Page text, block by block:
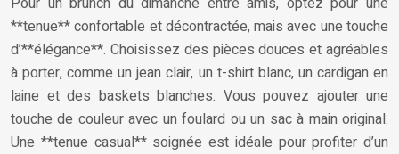
**tenue** confortable et décontractée, mais avec une touche
d’**élégance**. Choisissez des pièces douces et agréables
à porter, comme un jean clair, un t-shirt blanc, un cardigan en
laine et des baskets blanches. Vous pouvez ajouter une
touche de couleur avec un foulard ou un sac à main original.
Une **tenue casual** soignée est idéale pour profiter d’un